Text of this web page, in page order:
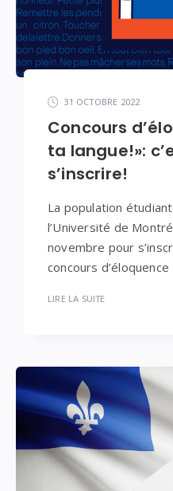
31 OCTOBRE 2022
Concours
ta langue!»:
s’inscrire!
La population
l’Université de
novembre pour
concours
LIRE LA SUITE